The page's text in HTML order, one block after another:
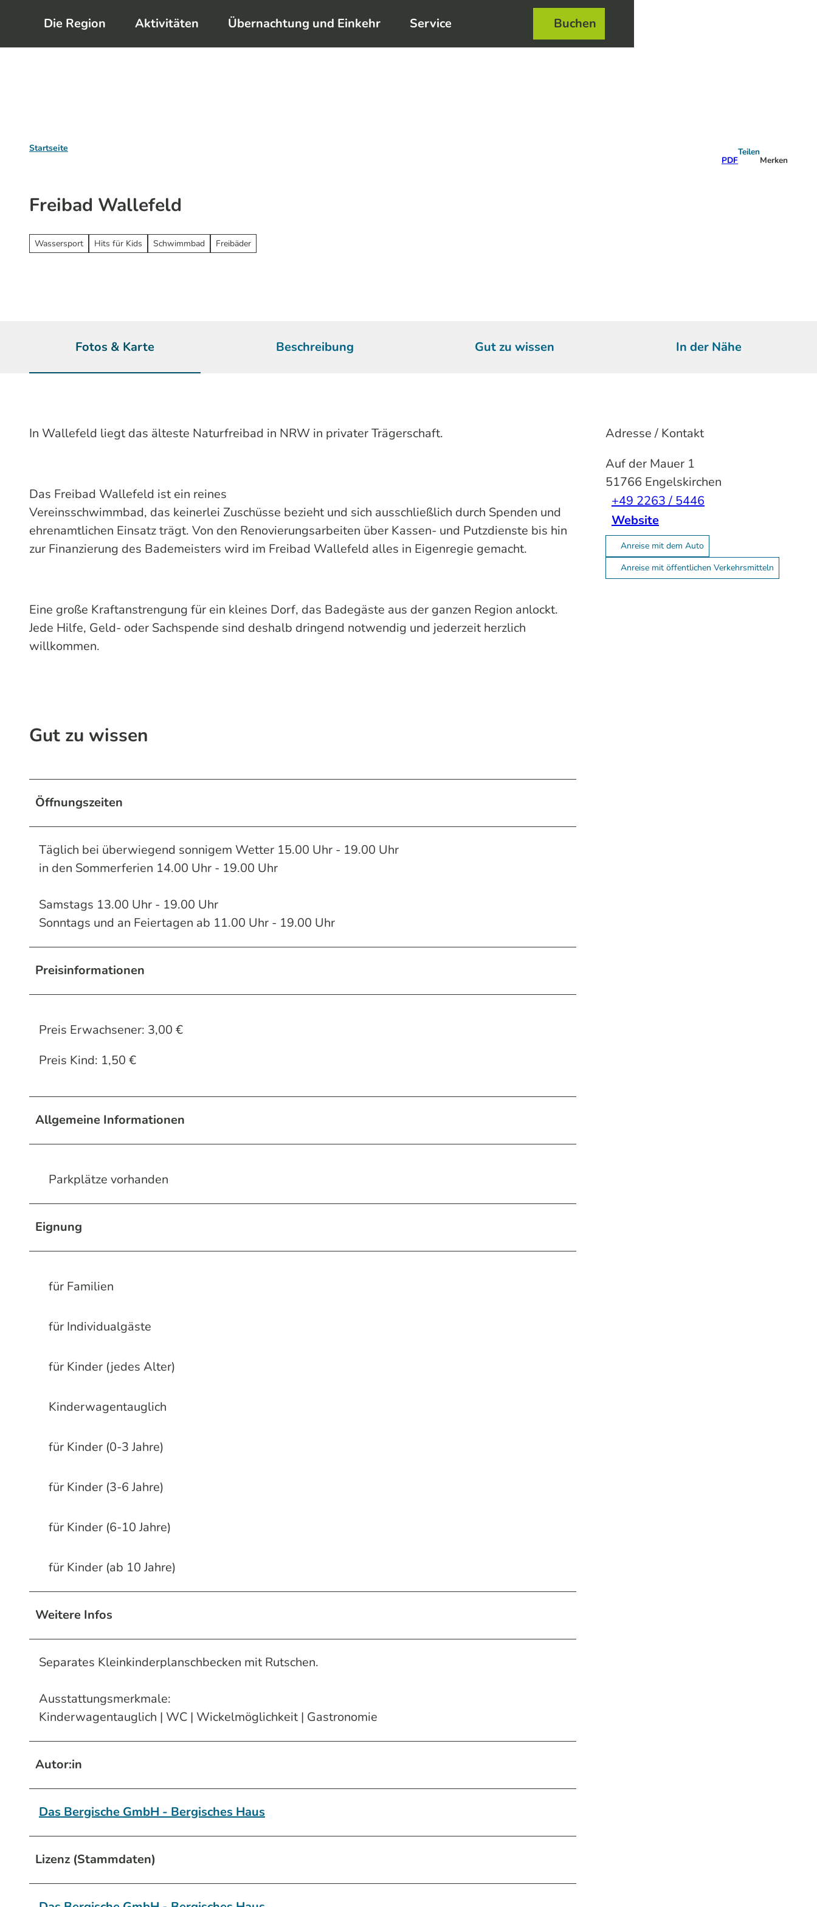
m
Die Region Aktivitäten Übernachtung und Einkehr Service Buchen
Startseite
PDF
Teilen
Merken
Freibad Wallefeld
Wassersport Hits für Kids Schwimmbad Freibäder
Fotos & Karte Beschreibung Gut zu wissen In der Nähe
In Wallefeld liegt das älteste Naturfreibad in NRW in privater Trägerschaft.
Das Freibad Wallefeld ist ein reines
Vereinsschwimmbad, das keinerlei Zuschüsse bezieht und sich ausschließlich durch Spenden und
ehrenamtlichen Einsatz trägt. Von den Renovierungsarbeiten über Kassen- und Putzdienste bis hin
zur Finanzierung des Bademeisters wird im Freibad Wallefeld alles in Eigenregie gemacht.
Eine große Kraftanstrengung für ein kleines Dorf, das Badegäste aus der ganzen Region anlockt.
Jede Hilfe, Geld- oder Sachspende sind deshalb dringend notwendig und jederzeit herzlich
willkommen.
Gut zu wissen
Öffnungszeiten
Täglich bei überwiegend sonnigem Wetter 15.00 Uhr - 19.00 Uhr
in den Sommerferien 14.00 Uhr - 19.00 Uhr
Samstags 13.00 Uhr - 19.00 Uhr
Sonntags und an Feiertagen ab 11.00 Uhr - 19.00 Uhr
Preisinformationen
Preis Erwachsener: 3,00 €
Preis Kind: 1,50 €
Allgemeine Informationen
Parkplätze vorhanden
Eignung
für Familien
für Individualgäste
für Kinder (jedes Alter)
Kinderwagentauglich
für Kinder (0-3 Jahre)
für Kinder (3-6 Jahre)
für Kinder (6-10 Jahre)
für Kinder (ab 10 Jahre)
Weitere Infos
Separates Kleinkinderplanschbecken mit Rutschen.
Ausstattungsmerkmale:
Kinderwagentauglich | WC | Wickelmöglichkeit | Gastronomie
Autor:in
Das Bergische GmbH - Bergisches Haus
Lizenz (Stammdaten)
Adresse / Kontakt
Auf der Mauer 1
51766 Engelskirchen
+49 2263 / 5446
Website
Anreise mit dem Auto
Anreise mit öffentlichen Verkehrsmitteln